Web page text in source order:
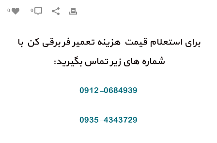
0
برای استعلام قیمت هزینه تعمیر فر برقی کن با
شماره های زیر تماس بگیرید:
0912-0684939
0935-4343729